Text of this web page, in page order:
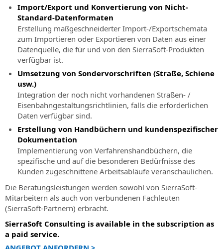
für
die
Straßen-
und
Autobahnplanung
SierraSoft
Hydro
BIM-
Software
die
hydraulische
Planung
SierraSoft
Land
Design
Studio
BIM-
für
Berechnung,
SierraSoft
Coaching
Remote-
Expertenhilfe
SierraSoft
Consulting
Technische
Beratung
Zusammenhang
der
Implementierung
und
Nutzung
von
SierraSoft-
Lösungen
Accelerator
Beratung
Import/Export und Konvertierung von Nicht-
Standard-Datenformaten
Erstellung maßgeschneiderter Import-/Exportschemata
zum Importieren oder Exportieren von Daten aus einer
Datenquelle, die für und von den SierraSoft-Produkten
verfügbar ist.
Umsetzung von Sondervorschriften (Straße, Schiene
usw.)
Integration der noch nicht vorhandenen Straßen- /
Eisenbahngestaltungsrichtlinien, falls die erforderlichen
Daten verfügbar sind.
Erstellung von Handbüchern und kundenspezifischer
Dokumentation
Implementierung von Verfahrenshandbüchern, die
spezifische und auf die besonderen Bedürfnisse des
Kunden zugeschnittene Arbeitsabläufe veranschaulichen.
Die Beratungsleistungen werden sowohl von SierraSoft-
Mitarbeitern als auch von verbundenen Fachleuten
(SierraSoft-Partnern) erbracht.
SierraSoft Consulting is available in the subscription as
a paid service.